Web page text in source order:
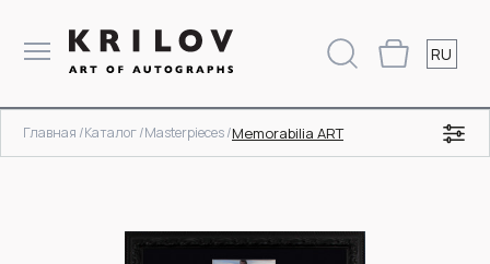
RU
Главная /Каталог /Masterpieces /Memorabilia ART